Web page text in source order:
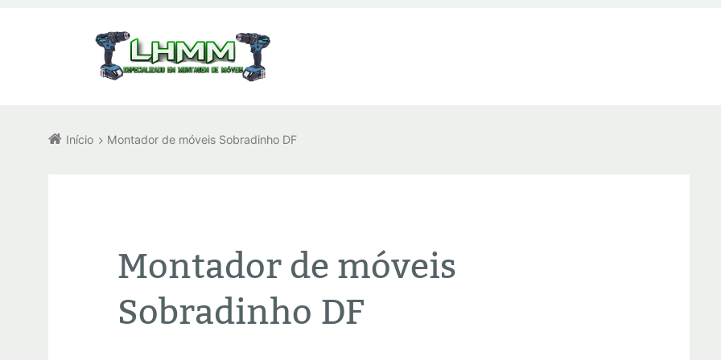
Início Montador de móveis Sobradinho DF
Montador de móveis
Sobradinho DF